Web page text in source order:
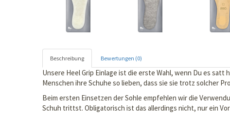
Beschreibung Bewertungen (0)
Unsere Heel Grip Einlage ist die erste Wahl, wenn Du es
Menschen ihre Schuhe so lieben, dass sie sie trotz solcher
Beim ersten Einsetzen der Sohle empfehlen wir die
Schuh trittst. Obligatorisch ist das allerdings nicht, nur ein